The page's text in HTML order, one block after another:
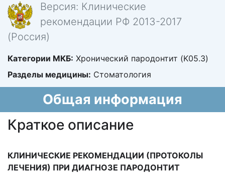
Версия: Клинические
рекомендации РФ 2013-2017
(Россия)
Категории МКБ: Хронический пародонтит (K05.3)
Разделы медицины: Стоматология
Общая информация
Краткое описание
КЛИНИЧЕСКИЕ РЕКОМЕНДАЦИИ (ПРОТОКОЛЫ
ЛЕЧЕНИЯ) ПРИ ДИАГНОЗЕ ПАРОДОНТИТ